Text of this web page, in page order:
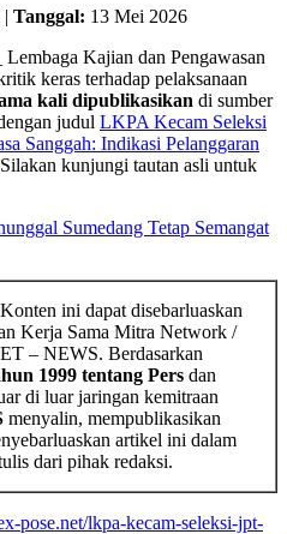
Tanggal: 13 Mei 2026
Kajian dan Pengawasan
keras terhadap pelaksanaan
kali dipublikasikan di sumber
judul LKPA Kecam Seleksi
Sanggah: Indikasi Pelanggaran
kunjungi tautan asli untuk
Sumedang Tetap Semangat
Konten ini dapat disebarluaskan
Kerja Sama Mitra Network /
– NEWS. Berdasarkan
1999 tentang Pers dan
di luar jaringan kemitraan
menyalin, mempublikasikan
artikel ini dalam
dari pihak redaksi.
pose.net/lkpa-kecam-seleksi-jpt-